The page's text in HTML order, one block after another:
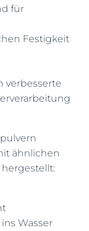
für
Festigkeit
verbesserte
ähnlichen
Wasser